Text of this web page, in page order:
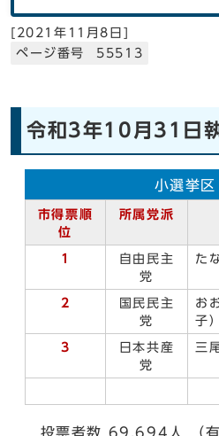
[ 2021年11月8日 ]
ページ番号 55513
令和3年10月31日
小選挙
市得票順
位
所属党派
1
自由民主
党
た
2
国民民主
党
お
子）
3
日本共産
党
三
投票者数 69,694人 （